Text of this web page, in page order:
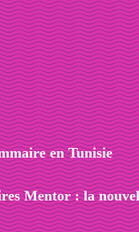
en Tunisie
Mentor : la